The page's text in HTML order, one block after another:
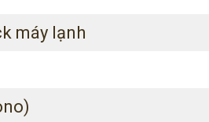
máy lạnh